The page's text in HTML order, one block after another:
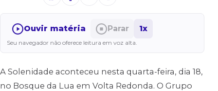
Ouvir matéria Parar 1x
Seu navegador não oferece leitura em voz alta.
A Solenidade aconteceu nesta quarta-feira, dia 18,
no Bosque da Lua em Volta Redonda. O Grupo